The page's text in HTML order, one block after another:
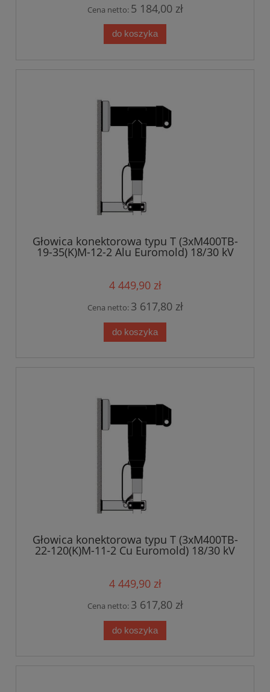
Cena netto: 5 184,00 zł
do koszyka
Głowica konektorowa typu T (3xM400TB-
19-35(K)M-12-2 Alu Euromold) 18/30 kV
4 449,90 zł
Cena netto: 3 617,80 zł
do koszyka
Głowica konektorowa typu T (3xM400TB-
22-120(K)M-11-2 Cu Euromold) 18/30 kV
4 449,90 zł
Cena netto: 3 617,80 zł
do koszyka